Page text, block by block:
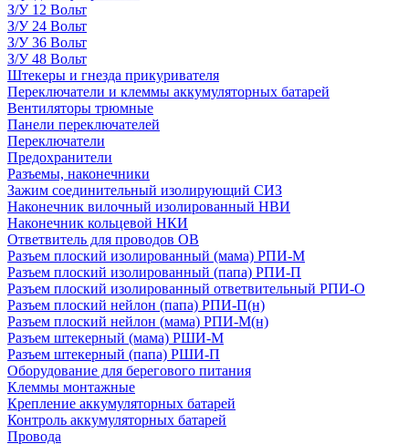
З/У 12 Вольт
З/У 24 Вольт
З/У 36 Вольт
З/У 48 Вольт
Штекеры и гнезда прикуривателя
Переключатели и клеммы аккумуляторных батарей
Вентиляторы трюмные
Панели переключателей
Переключатели
Предохранители
Разъемы, наконечники
Зажим соединительный изолирующий СИЗ
Наконечник вилочный изолированный НВИ
Наконечник кольцевой НКИ
Ответвитель для проводов ОВ
Разъем плоский изолированный (мама) РПИ-М
Разъем плоский изолированный (папа) РПИ-П
Разъем плоский изолированный ответвительный РПИ-О
Разъем плоский нейлон (папа) РПИ-П(н)
Разъем плоский нейлон (мама) РПИ-М(н)
Разъем штекерный (мама) РШИ-М
Разъем штекерный (папа) РШИ-П
Оборудование для берегового питания
Клеммы монтажные
Крепление аккумуляторных батарей
Контроль аккумуляторных батарей
Провода